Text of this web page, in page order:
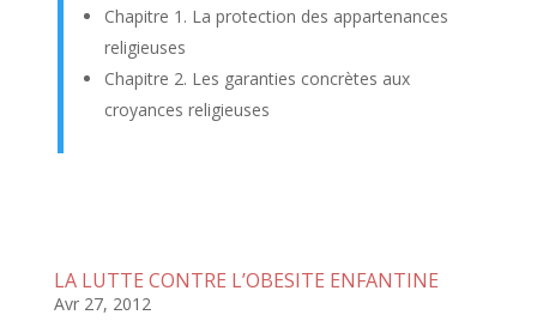
Chapitre 1. La protection des appartenances
religieuses
Chapitre 2. Les garanties concrètes aux
croyances religieuses
LA LUTTE CONTRE L’OBESITE ENFANTINE
Avr 27, 2012